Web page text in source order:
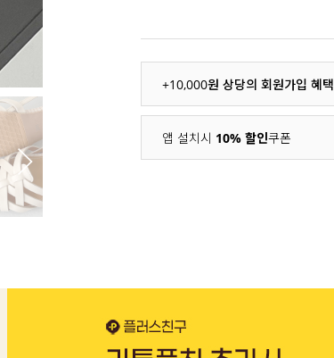
+10,000원 상당의 회원가입 혜택
앱 설치시 10% 할인쿠폰